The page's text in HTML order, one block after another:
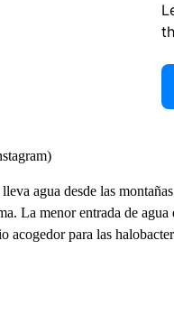
agua desde las
La menor entrada de
acogedor para las